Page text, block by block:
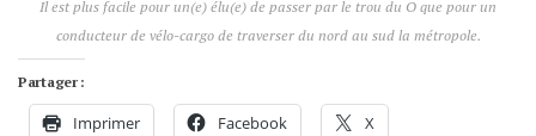
Il est plus facile pour un(e) élu(e) de passer par le trou du O que pour un
conducteur de vélo-cargo de traverser du nord au sud la métropole.
Partager :
Imprimer Facebook X